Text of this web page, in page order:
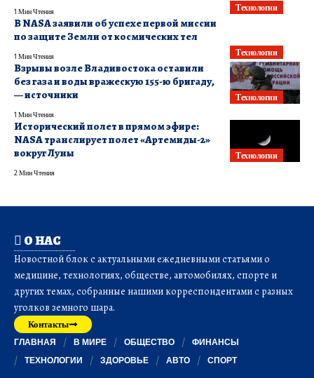
Технологии
1 Мин Чтения
Технологии
В NASA заявили об успехе первой миссии
по защите Земли от космических тел
1 Мин Чтения
Технологии
Взрывы возле Владивостока оставили
без газа и воды вражескую 155-ю бригаду,
— источники
1 Мин Чтения
Технологии
Исторический полет в прямом эфире:
NASA транслирует полет «Артемиды-2»
вокруг Луны
2 Мин Чтения
О НАС
Новостной блок с актуальными ежедневными статьями о
медицине, технологиях, обществе, автомобилях, спорте и
других темах, собранные нашими корреспондентами с разных
уголков земного шара.
Контакты
ГЛАВНАЯ В МИРЕ ОБЩЕСТВО
ФИНАНСЫ
ТЕХНОЛОГИИ
ЗДОРОВЬЕ АВТО СПОРТ